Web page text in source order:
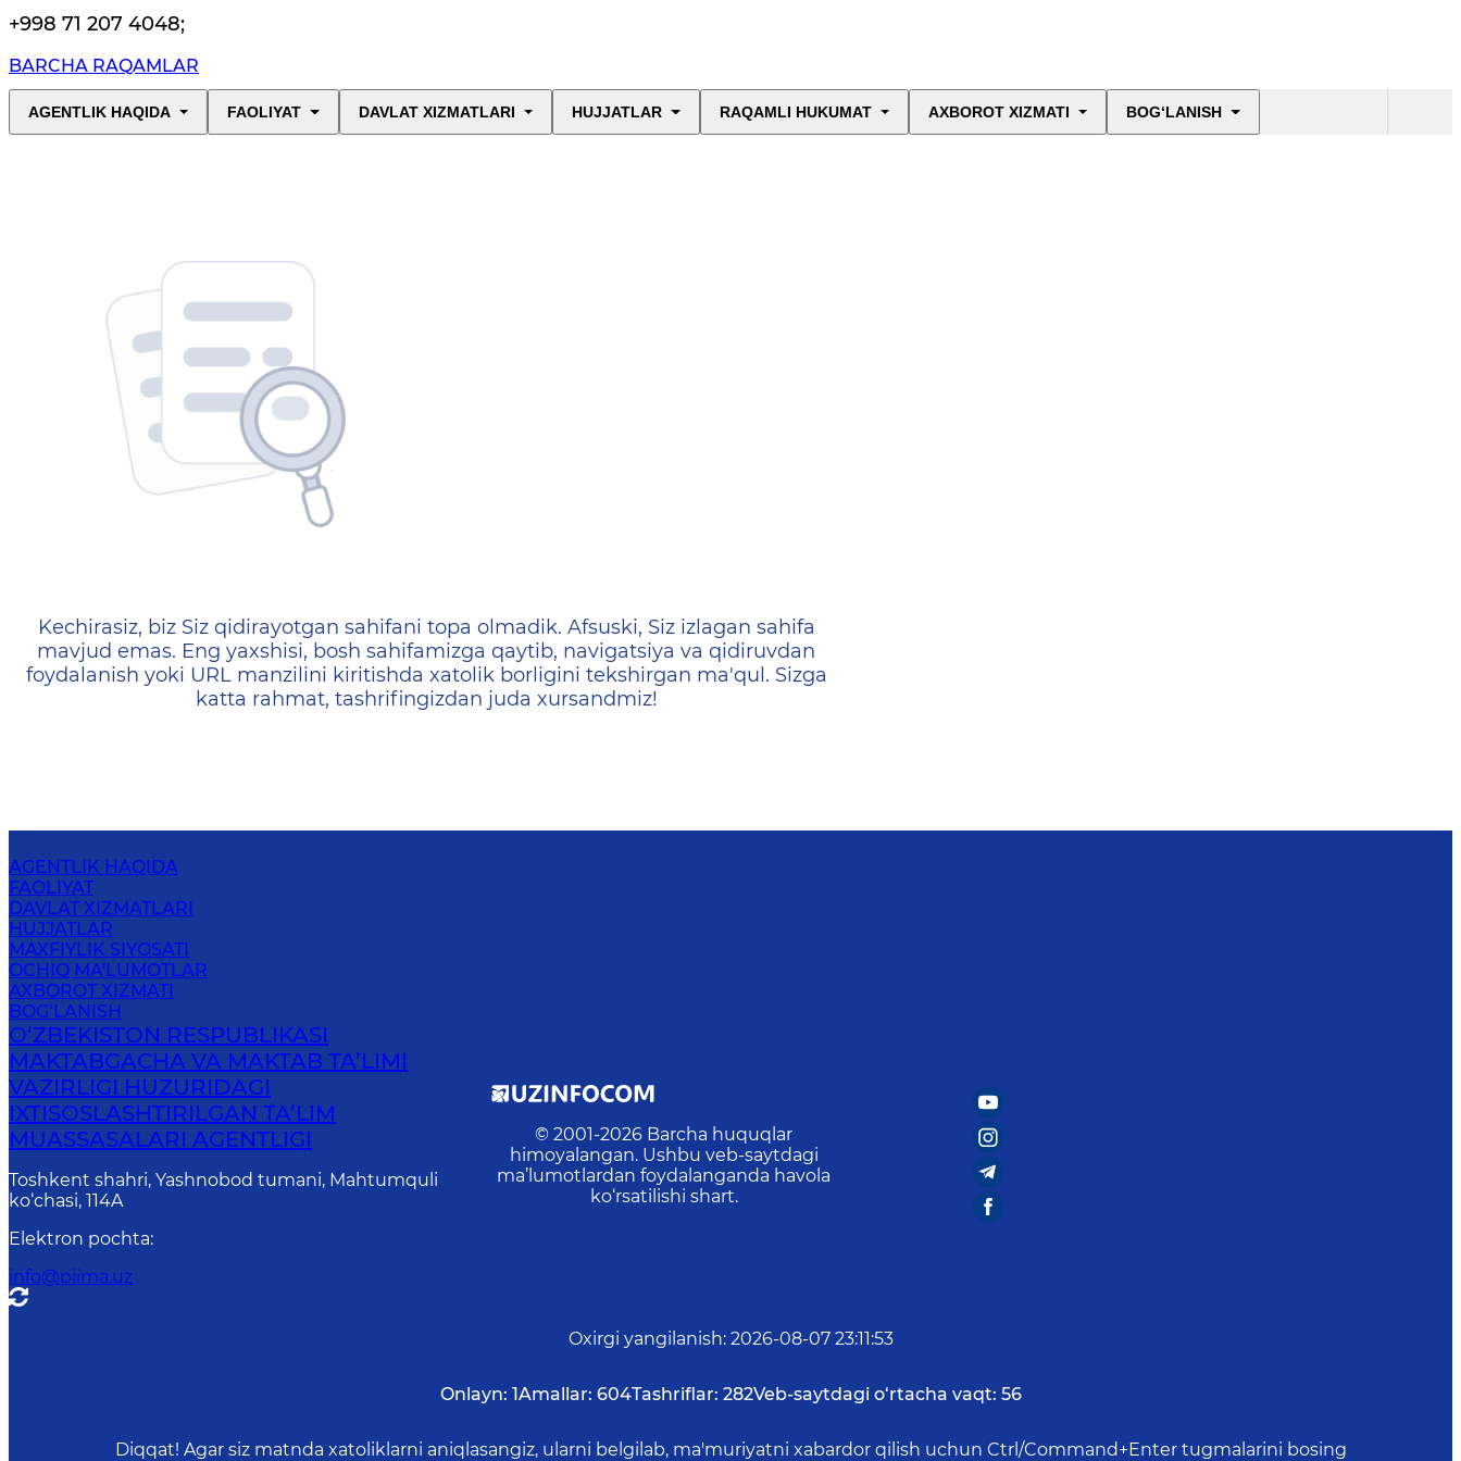
+998 71 207 4048;
BARCHA RAQAMLAR
AGENTLIK HAQIDA FAOLIYAT DAVLAT XIZMATLARI HUJJATLAR RAQAMLI HUKUMAT AXBOROT XIZMATI BOG‘LANISH
404 — Страница не найдена
Kechirasiz, biz Siz qidirayotgan sahifani topa olmadik. Afsuski, Siz izlagan sahifa
mavjud emas. Eng yaxshisi, bosh sahifamizga qaytib, navigatsiya va qidiruvdan
foydalanish yoki URL manzilini kiritishda xatolik borligini tekshirgan ma'qul. Sizga
katta rahmat, tashrifingizdan juda xursandmiz!
AGENTLIK HAQIDA
FAOLIYAT
DAVLAT XIZMATLARI
HUJJATLAR
MAXFIYLIK SIYOSATI
OCHIQ MA'LUMOTLAR
AXBOROT XIZMATI
BOG‘LANISH
O‘ZBEKISTON RESPUBLIKASI
MAKTABGACHA VA MAKTAB TA’LIMI
VAZIRLIGI HUZURIDAGI
IXTISOSLASHTIRILGAN TA’LIM
MUASSASALARI AGENTLIGI
Toshkent shahri, Yashnobod tumani, Mahtumquli
ko‘chasi, 114A
Elektron pochta:
info@piima.uz
© 2001-2026 Barcha huquqlar
himoyalangan. Ushbu veb-saytdagi
ma’lumotlardan foydalanganda havola
ko‘rsatilishi shart.
Oxirgi yangilanish: 2026-08-07 23:11:53
Onlayn: 1Amallar: 604Tashriflar: 282Veb-saytdagi o‘rtacha vaqt: 56
Diqqat! Agar siz matnda xatoliklarni aniqlasangiz, ularni belgilab, ma'muriyatni xabardor qilish uchun Ctrl/Command+Enter tugmalarini bosing